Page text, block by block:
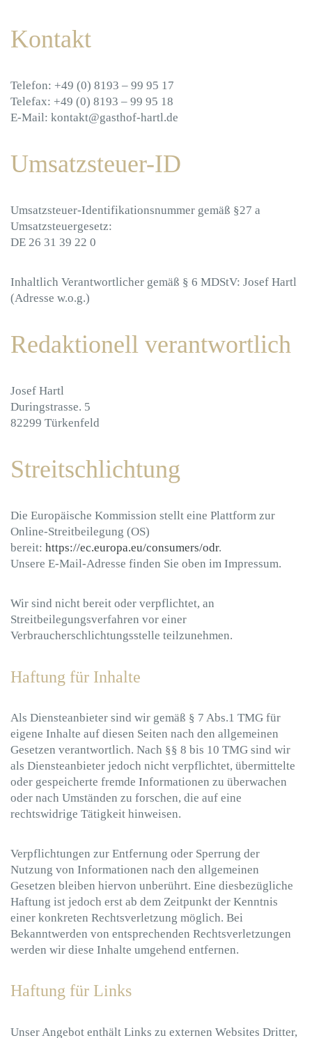
Kontakt
Telefon: +49 (0) 8193 – 99 95 17
Telefax: +49 (0) 8193 – 99 95 18
E-Mail: kontakt@gasthof-hartl.de
Umsatzsteuer-ID
Umsatzsteuer-Identifikationsnummer gemäß §27 a
Umsatzsteuergesetz:
DE 26 31 39 22 0
Inhaltlich Verantwortlicher gemäß § 6 MDStV: Josef Hartl
(Adresse w.o.g.)
Redaktionell verantwortlich
Josef Hartl
Duringstrasse. 5
82299 Türkenfeld
Streitschlichtung
Die Europäische Kommission stellt eine Plattform zur
Online-Streitbeilegung (OS)
bereit: https://ec.europa.eu/consumers/odr.
Unsere E-Mail-Adresse finden Sie oben im Impressum.
Wir sind nicht bereit oder verpflichtet, an
Streitbeilegungsverfahren vor einer
Verbraucherschlichtungsstelle teilzunehmen.
Haftung für Inhalte
Als Diensteanbieter sind wir gemäß § 7 Abs.1 TMG für
eigene Inhalte auf diesen Seiten nach den allgemeinen
Gesetzen verantwortlich. Nach §§ 8 bis 10 TMG sind wir
als Diensteanbieter jedoch nicht verpflichtet, übermittelte
oder gespeicherte fremde Informationen zu überwachen
oder nach Umständen zu forschen, die auf eine
rechtswidrige Tätigkeit hinweisen.
Verpflichtungen zur Entfernung oder Sperrung der
Nutzung von Informationen nach den allgemeinen
Gesetzen bleiben hiervon unberührt. Eine diesbezügliche
Haftung ist jedoch erst ab dem Zeitpunkt der Kenntnis
einer konkreten Rechtsverletzung möglich. Bei
Bekanntwerden von entsprechenden Rechtsverletzungen
werden wir diese Inhalte umgehend entfernen.
Haftung für Links
Unser Angebot enthält Links zu externen Websites Dritter,